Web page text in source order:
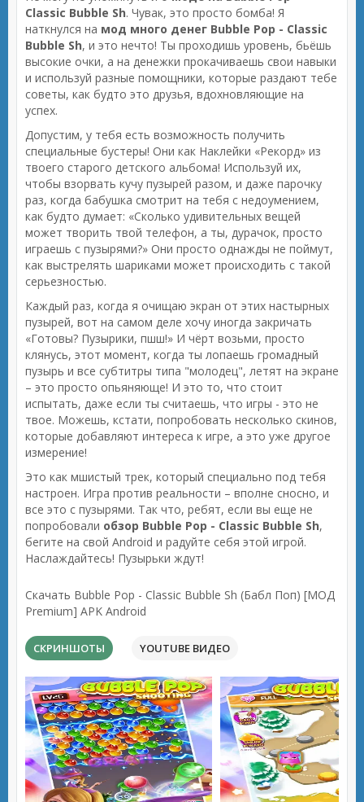
Classic Bubble Sh. Чувак, это просто бомба! Я
наткнулся на мод много денег Bubble Pop - Classic
Bubble Sh, и это нечто! Ты проходишь уровень, бьёшь
высокие очки, а на денежки прокачиваешь свои навыки
и используй разные помощники, которые раздают тебе
советы, как будто это друзья, вдохновляющие на
успех.
Допустим, у тебя есть возможность получить
специальные бустеры! Они как Наклейки «Рекорд» из
твоего старого детского альбома! Используй их,
чтобы взорвать кучу пузырей разом, и даже парочку
раз, когда бабушка смотрит на тебя с недоумением,
как будто думает: «Сколько удивительных вещей
может творить твой телефон, а ты, дурачок, просто
играешь с пузырями?» Они просто однажды не поймут,
как выстрелять шариками может происходить с такой
серьезностью.
Каждый раз, когда я очищаю экран от этих настырных
пузырей, вот на самом деле хочу иногда закричать
«Готовы? Пузырики, пшш!» И чёрт возьми, просто
клянусь, этот момент, когда ты лопаешь громадный
пузырь и все субтитры типа "молодец", летят на экране
– это просто опьяняюще! И это то, что стоит
испытать, даже если ты считаешь, что игры - это не
твое. Можешь, кстати, попробовать несколько скинов,
которые добавляют интереса к игре, а это уже другое
измерение!
Это как мшистый трек, который специально под тебя
настроен. Игра против реальности – вполне сносно, и
все это с пузырями. Так что, ребят, если вы еще не
попробовали обзор Bubble Pop - Classic Bubble Sh,
бегите на свой Android и радуйте себя этой игрой.
Наслаждайтесь! Пузырьки ждут!
Скачать Bubble Pop - Classic Bubble Sh (Бабл Поп) [МОД
Premium] APK Android
СКРИНШОТЫ YOUTUBE ВИДЕО